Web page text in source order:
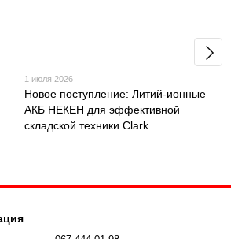
1 июля 2026
Новое поступление: Литий-ионные
АКБ НЕКЕН для эффективной
складской техники Clark